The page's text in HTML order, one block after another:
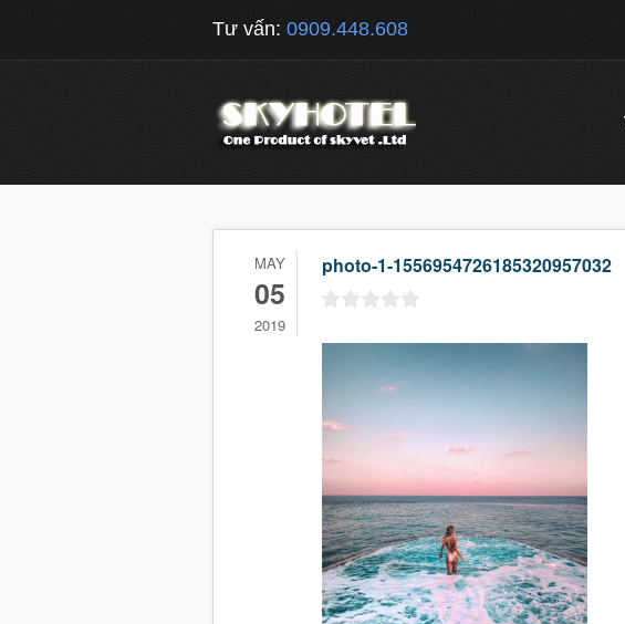
Tư vấn: 0909.448.608
MAY
05
2019
photo-1-1556954726185320957032